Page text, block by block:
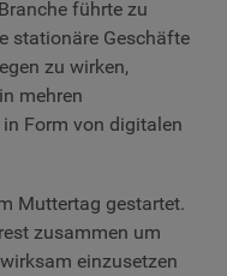
führte zu
stationäre Geschäfte
zu wirken,
mehren
Form von digitalen
Muttertag gestartet.
zusammen um
einzusetzen